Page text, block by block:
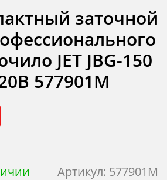
Артикул: 577901M
заточной
JET JBG-150
577901M